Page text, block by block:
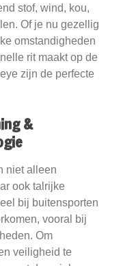
stof, wind, kou,
Of je nu gezellig
omstandigheden
rit maakt op de
zijn de perfecte
&
niet alleen
ook talrijke
bij buitensporten
vooral bij
Om
veiligheid te